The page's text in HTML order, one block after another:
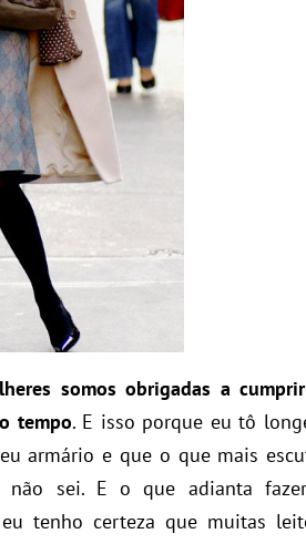
somos obrigadas a
tempo. E isso porque eu tô
armário e que o que mais
não sei. E o que adianta
tenho certeza que muitas